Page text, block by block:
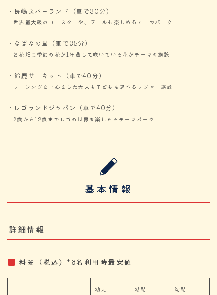
・長嶋スパーランド（車で30分）
世界最大級のコースターや、プールも楽しめるテーマパーク
・なばなの里（車で35分）
お花畑に季節の花が1年通して咲いている花がテーマの施設
・鈴鹿サーキット（車で40分）
レーシングを中心とした大人も子どもも遊べるレジャー施設
・レゴランドジャパン（車で40分）
2歳から12歳までレゴの世界を楽しめるテーマパーク
基本情報
詳細情報
料金（税込）*3名利用時最安値
幼児 幼児 幼児